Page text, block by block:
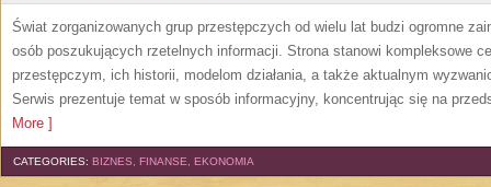
Świat zorganizowanych grup przestępczych od wielu lat budzi ogromne
osób poszukujących rzetelnych informacji. Strona stanowi kompleksowe
przestępczym, ich historii, modelom działania, a także aktualnym
Serwis prezentuje temat w sposób informacyjny, koncentrując się na
More ]
CATEGORIES: BIZNES, FINANSE, EKONOMIA